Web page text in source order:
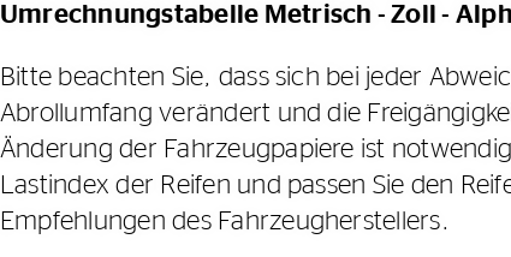
Umrechnungstabelle Metrisch - Zoll -
Bitte beachten Sie, dass sich bei jeder
Abrollumfang verändert und die
Änderung der Fahrzeugpapiere ist
Lastindex der Reifen und passen Sie den
Empfehlungen des Fahrzeugherstellers.